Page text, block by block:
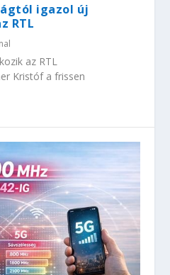
igazol új
RTL
az RTL
Kristóf a frissen